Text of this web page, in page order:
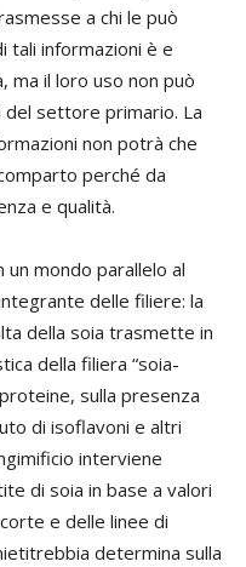
a chi le può
tali informazioni è e
ma il loro uso non può
settore primario. La
non potrà che
perché da
e qualità.
mondo parallelo al
delle filiere: la
della soia trasmette in
della filiera “soia-
sulla presenza
di isoflavoni e altri
interviene
di soia in base a valori
e delle linee di
determina sulla